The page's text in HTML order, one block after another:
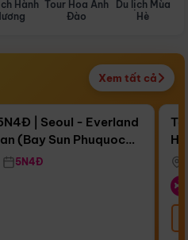
Hành Tour Hoa Anh
Đào
Du lịch Mùa
Hè
Xem tất cả
Điểm nổi bật
| Seoul - Everland
(Bay Sun Phuquoc
5N4Đ